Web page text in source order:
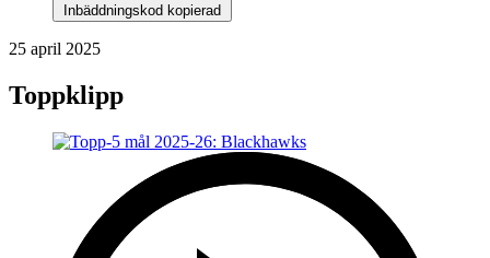
Inbäddningskod kopierad
25 april 2025
Toppklipp